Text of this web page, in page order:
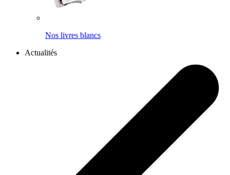
Nos livres blancs
Actualités